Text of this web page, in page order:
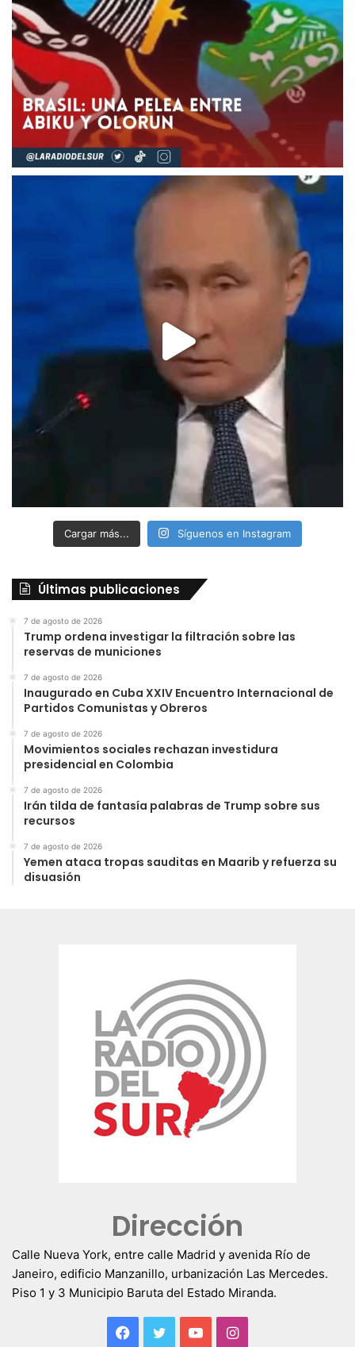
Cargar más... Síguenos en Instagram
Últimas publicaciones
7 de agosto de 2026
Trump ordena investigar la filtración sobre las
reservas de municiones
7 de agosto de 2026
Inaugurado en Cuba XXIV Encuentro Internacional de
Partidos Comunistas y Obreros
7 de agosto de 2026
Movimientos sociales rechazan investidura
presidencial en Colombia
7 de agosto de 2026
Irán tilda de fantasía palabras de Trump sobre sus
recursos
7 de agosto de 2026
Yemen ataca tropas sauditas en Maarib y refuerza su
disuasión
Dirección
Calle Nueva York, entre calle Madrid y avenida Río de
Janeiro, edificio Manzanillo, urbanización Las Mercedes.
Piso 1 y 3 Municipio Baruta del Estado Miranda.
Facebook
TwitterYouTubeInstagram